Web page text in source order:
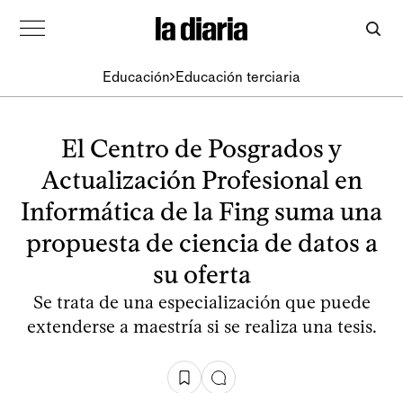
Educación Educación terciaria
El Centro de Posgrados y
Actualización Profesional en
Informática de la Fing suma una
propuesta de ciencia de datos a
su oferta
Se trata de una especialización que puede
extenderse a maestría si se realiza una tesis.